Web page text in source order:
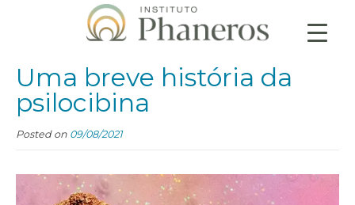
Uma breve história da
psilocibina
Posted on 09/08/2021